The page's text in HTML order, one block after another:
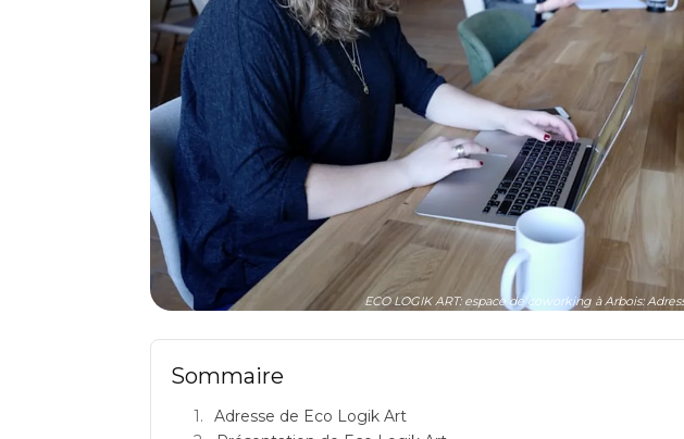
ECO LOGIK ART: espace de coworking à Arbois:
Sommaire
Adresse de Eco Logik Art